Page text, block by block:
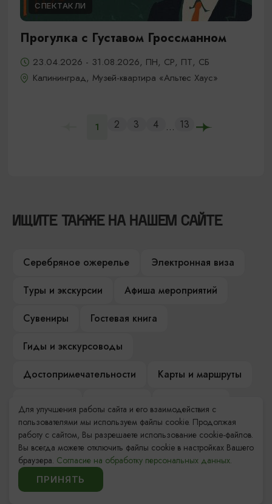
СПЕКТАКЛИ
Прогулка с Густавом Гроссманном
23.04.2026 - 31.08.2026, ПН, СР, ПТ, СБ
Калининград, Музей-квартира «Альтес Хаус»
1 2 3 4 ... 13
ИЩИТЕ ТАКЖЕ НА НАШЕМ САЙТЕ
Серебряное ожерелье
Электронная виза
Туры и экскурсии
Афиша мероприятий
Сувениры
Гостевая книга
Гиды и экскурсоводы
Достопримечательности
Карты и маршруты
Компас Балтийской кухни
Настоящий Калининградец
Музеи
Для улучшения работы сайта и его взаимодействия с
пользователями мы используем файлы cookie. Продолжая
работу с сайтом, Вы разрешаете использование cookie-файлов.
Вы всегда можете отключить файлы cookie в настройках Вашего
браузера. Согласие на обработку персональных данных.
ПРИНЯТЬ